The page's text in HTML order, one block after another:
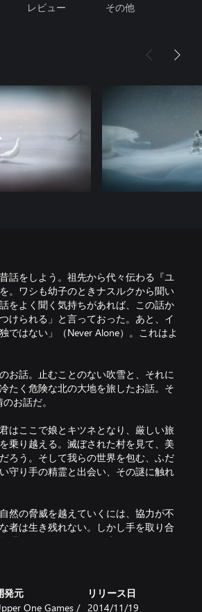
レビュー その他
話をしよう。祖先から代々伝わる『ユ
。ワシも幼子のときナスルクから聞い
をよく聞く気持ちがあれば、この話か
けられる」と言っておった。あと、イ
ではない」（Never Alone）。これはよ
お話。止むことのない吹雪と、それに
たく危険な北の大地を旅したお話。そ
お話だ。
はここで娘とキツネとなり、厳しい旅
乗り越える。滅ぼされた村を見て、美
ろう。そして我らの世界を包む、ふだ
守り手の精霊と出会い、その謎に触れ
然の脅威を越えていくには、協力が不
者は生き残れない。しかし手を取り合
理なことじゃない。知恵をしぼり、互
や捕食者にも屈しない心さえあれば。
……。
発元
One Games /
リリース日
2014/11/19